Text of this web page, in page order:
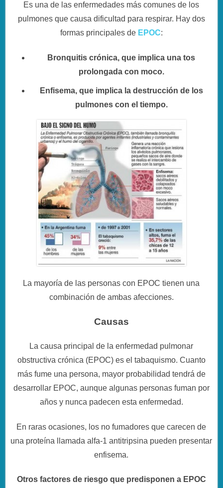
Es una de las enfermedades más comunes de los
pulmones que causa dificultad para respirar. Hay dos
formas principales de EPOC:
Bronquitis crónica, que implica una tos
prolongada con moco.
Enfisema, que implica la destrucción de los
pulmones con el tiempo.
La mayoría de las personas con EPOC tienen una
combinación de ambas afecciones.
Causas
La causa principal de la enfermedad pulmonar
obstructiva crónica (EPOC) es el tabaquismo. Cuanto
más fume una persona, mayor probabilidad tendrá de
desarrollar EPOC, aunque algunas personas fuman por
años y nunca padecen esta enfermedad.
En raras ocasiones, los no fumadores que carecen de
una proteína llamada alfa-1 antitripsina pueden presentar
enfisema.
Otros factores de riesgo que predisponen a EPOC